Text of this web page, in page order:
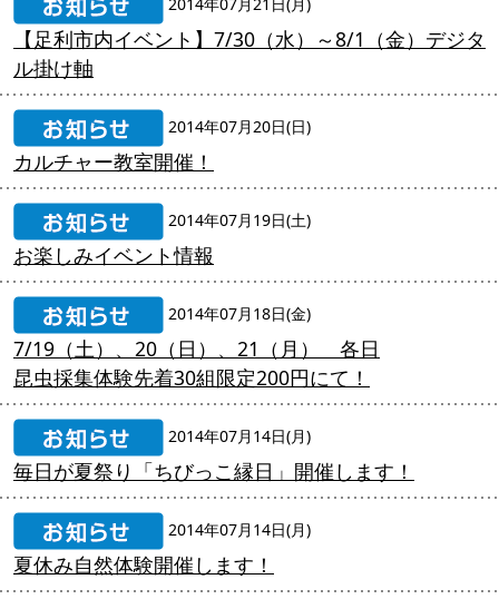
【足利市内イベント】7/30（水）～8/1（金）デジタ
ル掛け軸
2014年07月20日(日)
カルチャー教室開催！
2014年07月19日(土)
お楽しみイベント情報
2014年07月18日(金)
7/19（土）、20（日）、21（月） 各日
昆虫採集体験先着30組限定200円にて！
2014年07月14日(月)
毎日が夏祭り「ちびっこ縁日」開催します！
2014年07月14日(月)
夏休み自然体験開催します！